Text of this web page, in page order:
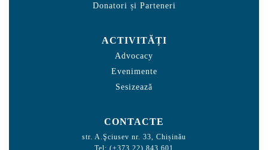
Donatori și Parteneri
ACTIVITĂȚI
Advocacy
Evenimente
Sesizează
CONTACTE
str. A.Şciusev nr. 33, Chișinău
Tel: (+373 22) 843 601